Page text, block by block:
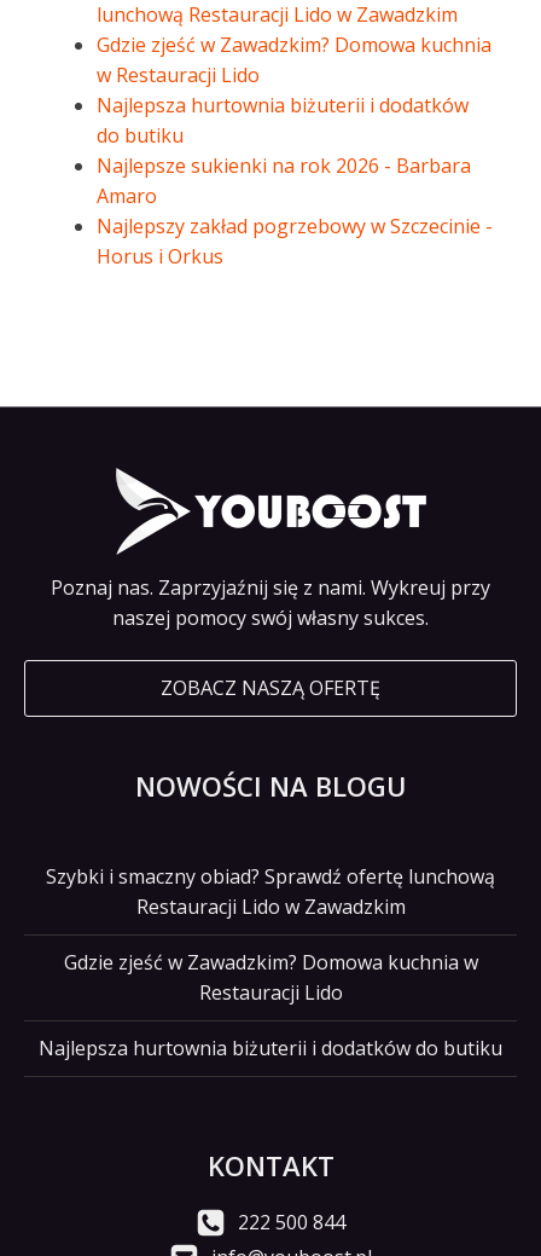
lunchową Restauracji Lido w Zawadzkim
Gdzie zjeść w Zawadzkim? Domowa kuchnia
w Restauracji Lido
Najlepsza hurtownia biżuterii i dodatków
do butiku
Najlepsze sukienki na rok 2026 - Barbara
Amaro
Najlepszy zakład pogrzebowy w Szczecinie -
Horus i Orkus
Poznaj nas. Zaprzyjaźnij się z nami. Wykreuj przy
naszej pomocy swój własny sukces.
ZOBACZ NASZĄ OFERTĘ
NOWOŚCI NA BLOGU
Szybki i smaczny obiad? Sprawdź ofertę lunchową
Restauracji Lido w Zawadzkim
Gdzie zjeść w Zawadzkim? Domowa kuchnia w
Restauracji Lido
Najlepsza hurtownia biżuterii i dodatków do butiku
KONTAKT
222 500 844